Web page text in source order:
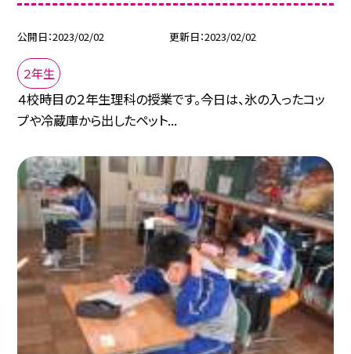
公開日 2023/02/02 更新日 2023/02/02
２年生
４校時目の２年生理科の授業です。今日は、氷の入ったコッ
プや冷蔵庫から出したペット...